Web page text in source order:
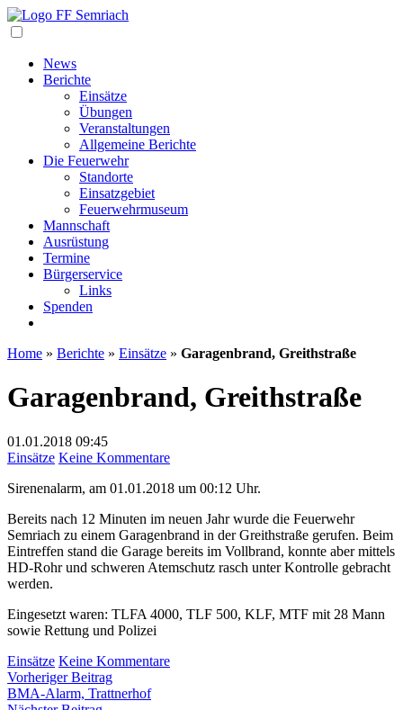
News
Berichte
Einsätze
Übungen
Veranstaltungen
Allgemeine Berichte
Die Feuerwehr
Standorte
Einsatzgebiet
Feuerwehrmuseum
Mannschaft
Ausrüstung
Termine
Bürgerservice
Links
Spenden
Home » Berichte » Einsätze » Garagenbrand, Greithstraße
Garagenbrand, Greithstraße
01.01.2018 09:45
Einsätze Keine Kommentarezu
Greithstraße
Sirenenalarm, am 01.01.2018 um 00:12 Uhr.
Bereits nach 12 Minuten im neuen Jahr wurde die Feuerwehr
Semriach zu einem Garagenbrand in der Greithstraße gerufen. Beim
Eintreffen stand die Garage bereits im Vollbrand, konnte aber mittels
HD-Rohr und schweren Atemschutz rasch unter Kontrolle gebracht
werden.
Eingesetzt waren: TLFA 4000, TLF 500, KLF, MTF mit 28 Mann
sowie Rettung und Polizei
Einsätze Keine Kommentarezu
Beitragsnavigation
Vorheriger BeitragVorheriger
Beitrag:
BMA-Alarm, Trattnerhof